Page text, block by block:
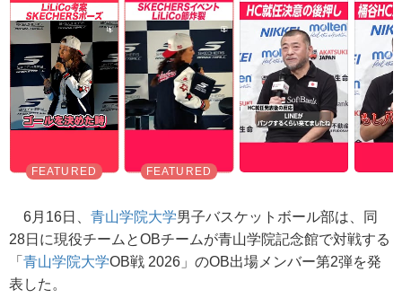
6月16日、 青山学院大学男子バスケットボール部は、同
28日に現役チームとOBチームが青山学院記念館で対戦する
「 青山学院大学OB戦 2026」のOB出場メンバー第2弾を発
表した。